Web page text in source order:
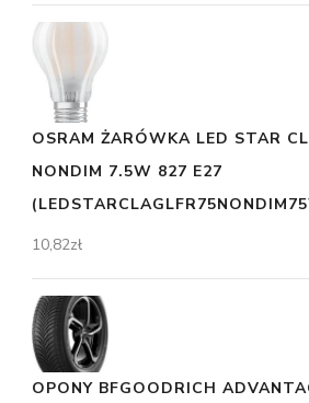
OSRAM ŻARÓWKA LED STAR
NONDIM 7.5W 827 E27
10,82zł
OPONY BFGOODRICH